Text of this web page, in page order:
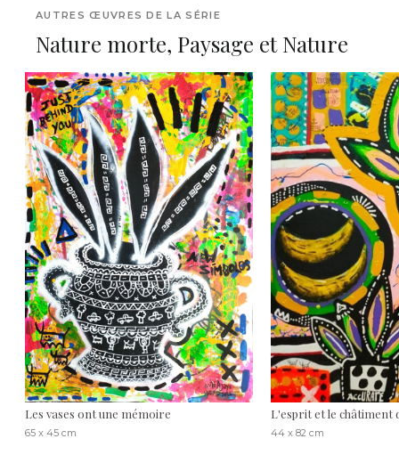
AUTRES ŒUVRES DE LA SÉRIE
Nature morte, Paysage et Nature
Les vases ont une mémoire
65 x 45 cm
L'esprit et le châtiment
44 x 82 cm